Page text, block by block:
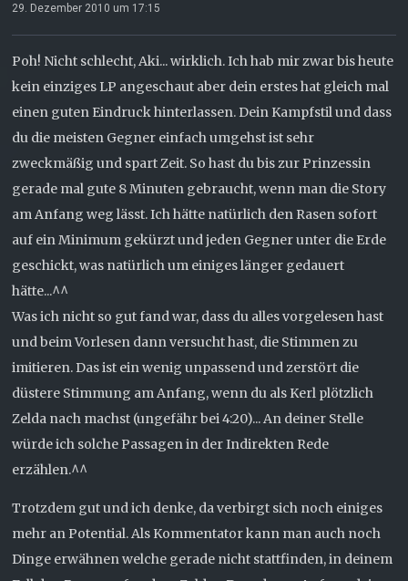
29. Dezember 2010 um 17:15
Poh! Nicht schlecht, Aki... wirklich. Ich hab mir zwar bis heute
kein einziges LP angeschaut aber dein erstes hat gleich mal
einen guten Eindruck hinterlassen. Dein Kampfstil und dass
du die meisten Gegner einfach umgehst ist sehr
zweckmäßig und spart Zeit. So hast du bis zur Prinzessin
gerade mal gute 8 Minuten gebraucht, wenn man die Story
am Anfang weg lässt. Ich hätte natürlich den Rasen sofort
auf ein Minimum gekürzt und jeden Gegner unter die Erde
geschickt, was natürlich um einiges länger gedauert
hätte...^^
Was ich nicht so gut fand war, dass du alles vorgelesen hast
und beim Vorlesen dann versucht hast, die Stimmen zu
imitieren. Das ist ein wenig unpassend und zerstört die
düstere Stimmung am Anfang, wenn du als Kerl plötzlich
Zelda nach machst (ungefähr bei 4:20)... An deiner Stelle
würde ich solche Passagen in der Indirekten Rede
erzählen.^^
Trotzdem gut und ich denke, da verbirgt sich noch einiges
mehr an Potential. Als Kommentator kann man auch noch
Dinge erwähnen welche gerade nicht stattfinden, in deinem